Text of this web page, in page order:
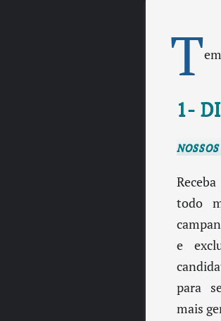
T
1-
todo
e
para
mais